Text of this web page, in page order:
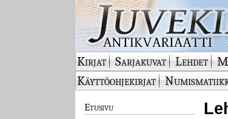
Kirjat Sarjakuvat Lehdet
Käyttöohjekirjat
Etusivu